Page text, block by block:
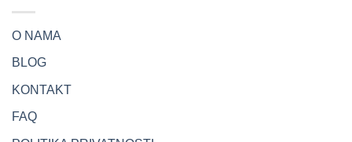
O NAMA
BLOG
KONTAKT
FAQ